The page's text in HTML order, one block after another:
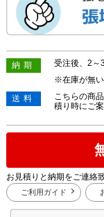
納期
受注後、2～
※在庫が無い
送料
こちらの商
積り時にご案
お見積りと納期をご連絡
ご利用ガイド